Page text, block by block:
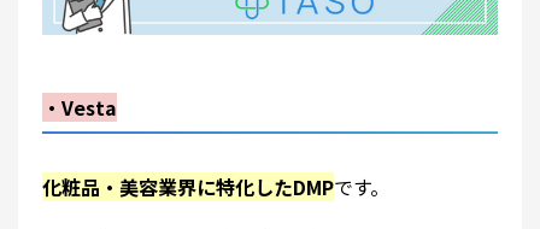
・Vesta
化粧品・美容業界に特化したDMPです。